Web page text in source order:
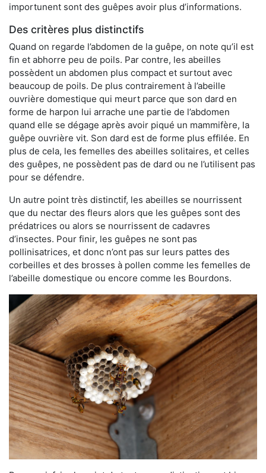
importunent sont des guêpes avoir plus d’informations.
Des critères plus distinctifs
Quand on regarde l’abdomen de la guêpe, on note qu’il est
fin et abhorre peu de poils. Par contre, les abeilles
possèdent un abdomen plus compact et surtout avec
beaucoup de poils. De plus contrairement à l’abeille
ouvrière domestique qui meurt parce que son dard en
forme de harpon lui arrache une partie de l’abdomen
quand elle se dégage après avoir piqué un mammifère, la
guêpe ouvrière vit. Son dard est de forme plus effilée. En
plus de cela, les femelles des abeilles solitaires, et celles
des guêpes, ne possèdent pas de dard ou ne l’utilisent pas
pour se défendre.
Un autre point très distinctif, les abeilles se nourrissent
que du nectar des fleurs alors que les guêpes sont des
prédatrices ou alors se nourrissent de cadavres
d’insectes. Pour finir, les guêpes ne sont pas
pollinisatrices, et donc n’ont pas sur leurs pattes des
corbeilles et des brosses à pollen comme les femelles de
l’abeille domestique ou encore comme les Bourdons.